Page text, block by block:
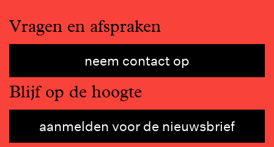
Vragen en afspraken
neem contact op
Blijf op de hoogte
aanmelden voor de nieuwsbrief